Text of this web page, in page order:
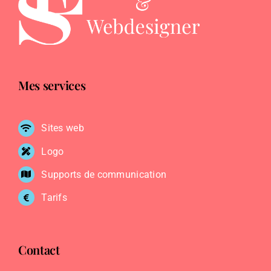
Mes services
Sites web
Logo
Supports de communication
Tarifs
Contact